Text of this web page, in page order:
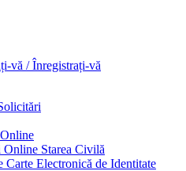
vă / Înregistrați-vă
Online Starea Civilă
Carte Electronică de Identitate